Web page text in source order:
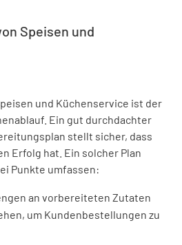
Speisen und
und Küchenservice ist der
Ein gut durchdachter
stellt sicher, dass
Erfolg hat. Ein solcher Plan
Punkte umfassen:
an vorbereiteten Zutaten
um Kundenbestellungen zu